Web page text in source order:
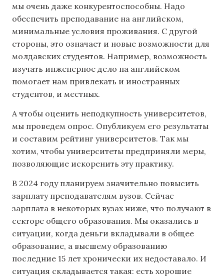
мы очень даже конкурентоспособны. Надо
обеспечить преподавание на английском,
минимальные условия проживания. С другой
стороны, это означает и новые возможности для
молдавских студентов. Например, возможность
изучать инженерное дело на английском
помогает нам привлекать и иностранных
студентов, и местных.
А чтобы оценить неподкупность университетов,
мы проведем опрос. Опубликуем его результаты
и составим рейтинг университетов. Так мы
хотим, чтобы университеты предприняли меры,
позволяющие искоренить эту практику.
В 2024 году планируем значительно повысить
зарплату преподавателям вузов. Сейчас
зарплата в некоторых вузах ниже, что получают в
секторе общего образования. Мы оказались в
ситуации, когда деньги вкладывали в общее
образование, а высшему образованию
последние 15 лет хронически их недоставало. И
ситуация складывается такая: есть хорошие